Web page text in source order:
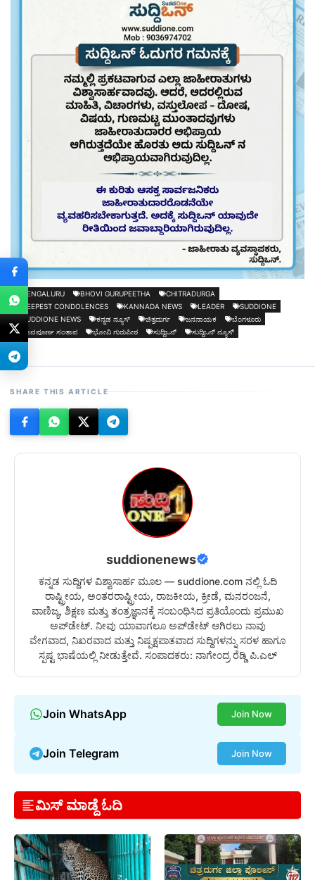
BENGALURU BHOVI GURUPEETHA
CHITRADURGA
DEEPEST CONDOLENCES
KANNADA NEWS LEADER
SUDDIONE
SUDDIONE NEWS
ಕನ್ನಡ ನ್ಯೂಸ್ ಚಿತ್ರದುರ್ಗ ಜನನಾಯಕ
ಬೆಂಗಳೂರು
ಭಾವಪೂರ್ಣ ಸಂತಾಪ
ಭೋವಿ ಗುರುಪೀಠ ಸುದ್ದಿಒನ್ ಸುದ್ದಿಒನ್ ನ್ಯೂಸ್
SHARE THIS ARTICLE
suddionenews
ಕನ್ನಡ ಸುದ್ದಿಗಳ ವಿಶ್ವಾಸಾರ್ಹ ಮೂಲ — suddione.com ನಲ್ಲಿ ಓದಿ
ರಾಷ್ಟ್ರೀಯ, ಅಂತರರಾಷ್ಟ್ರೀಯ, ರಾಜಕೀಯ, ಕ್ರೀಡೆ, ಮನರಂಜನೆ,
ವಾಣಿಜ್ಯ, ಶಿಕ್ಷಣ ಮತ್ತು ತಂತ್ರಜ್ಞಾನಕ್ಕೆ ಸಂಬಂಧಿಸಿದ ಪ್ರತಿಯೊಂದು ಪ್ರಮುಖ
ಅಪ್‌ಡೇಟ್. ನೀವು ಯಾವಾಗಲೂ ಅಪ್‌ಡೇಟ್ ಆಗಿರಲು ನಾವು
ವೇಗವಾದ, ನಿಖರವಾದ ಮತ್ತು ನಿಷ್ಪಕ್ಷಪಾತವಾದ ಸುದ್ದಿಗಳನ್ನು ಸರಳ ಹಾಗೂ
ಸ್ಪಷ್ಟ ಭಾಷೆಯಲ್ಲಿ ನೀಡುತ್ತೇವೆ. ಸಂಪಾದಕರು: ನಾಗೇಂದ್ರ ರೆಡ್ಡಿ ಪಿ.ಎಲ್
Join WhatsApp Join Now
Join Telegram Join Now
ಮಿಸ್ ಮಾಡ್ದೆ ಓದಿ